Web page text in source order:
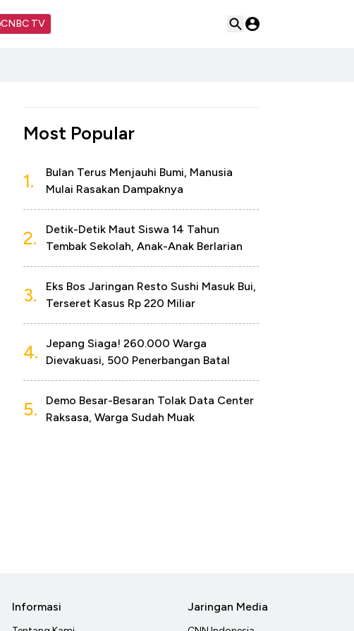
CNBC TV
Most Popular
1.
Bulan Terus Menjauhi Bumi, Manusia
Mulai Rasakan Dampaknya
2.
Detik-Detik Maut Siswa 14 Tahun
Tembak Sekolah, Anak-Anak Berlarian
3.
Eks Bos Jaringan Resto Sushi Masuk Bui,
Terseret Kasus Rp 220 Miliar
4.
Jepang Siaga! 260.000 Warga
Dievakuasi, 500 Penerbangan Batal
5.
Demo Besar-Besaran Tolak Data Center
Raksasa, Warga Sudah Muak
Informasi Jaringan Media